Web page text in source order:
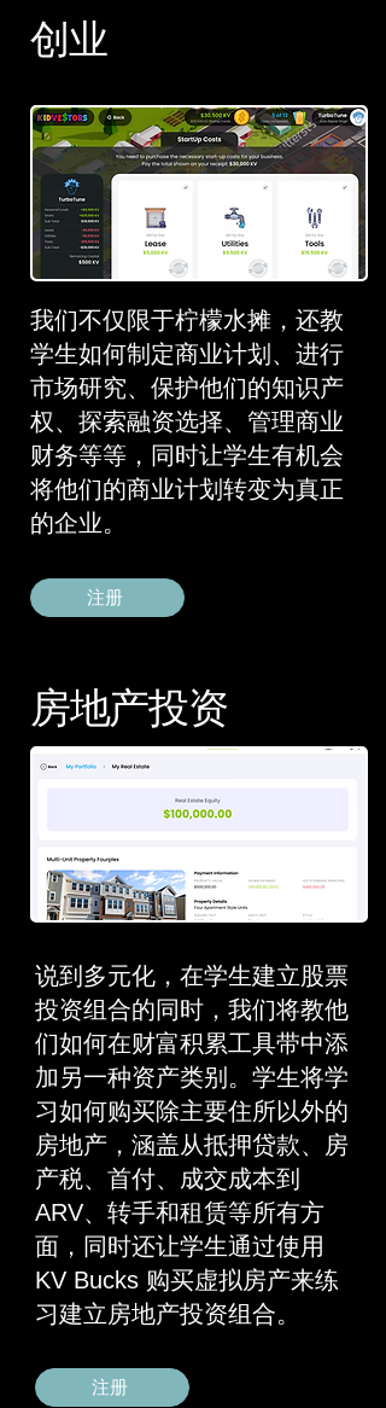
创业
我们不仅限于柠檬水摊，还教
学生如何制定商业计划、进行
市场研究、保护他们的知识产
权、探索融资选择、管理商业
财务等等，同时让学生有机会
将他们的商业计划转变为真正
的企业。
注册
房地产投资
说到多元化，在学生建立股票
投资组合的同时，我们将教他
们如何在财富积累工具带中添
加另一种资产类别。学生将学
习如何购买除主要住所以外的
房地产，涵盖从抵押贷款、房
产税、首付、成交成本到
ARV、转手和租赁等所有方
面，同时还让学生通过使用
KV Bucks 购买虚拟房产来练
习建立房地产投资组合。
注册